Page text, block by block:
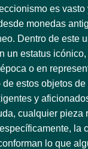
es vasto
monedas
Dentro de este
un estatus
o en
de estos objetos
y
cualquier pieza
la
lo que